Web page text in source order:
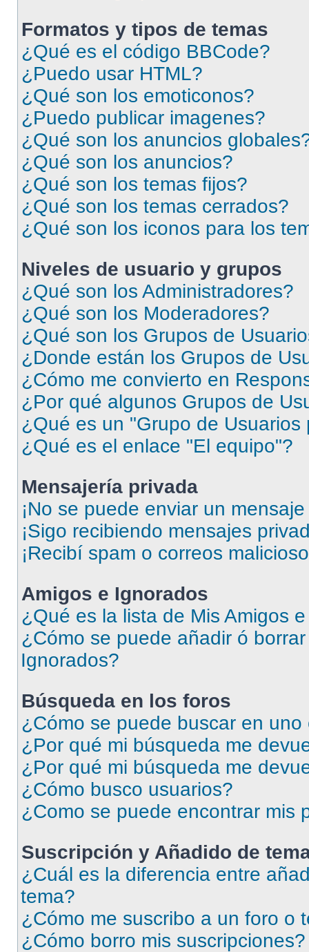
Formatos y tipos de temas
¿Qué es el código BBCode?
¿Puedo usar HTML?
¿Qué son los emoticonos?
¿Puedo publicar imagenes?
¿Qué son los anuncios
¿Qué son los anuncios?
¿Qué son los temas fijos?
¿Qué son los temas cerrados?
¿Qué son los iconos para los
Niveles de usuario y grupos
¿Qué son los Administradores?
¿Qué son los Moderadores?
¿Qué son los Grupos de
¿Donde están los Grupos de
¿Cómo me convierto en
¿Por qué algunos Grupos de
¿Qué es un "Grupo de Usuarios
¿Qué es el enlace "El equipo"?
Mensajería privada
¡No se puede enviar un
¡Sigo recibiendo mensajes
¡Recibí spam o correos
Amigos e Ignorados
¿Qué es la lista de Mis Amigos
¿Cómo se puede añadir ó
Ignorados?
Búsqueda en los foros
¿Cómo se puede buscar en uno
¿Por qué mi búsqueda me
¿Por qué mi búsqueda me
¿Cómo busco usuarios?
¿Como se puede encontrar mis
Suscripción y Añadido de
¿Cuál es la diferencia entre
tema?
¿Cómo me suscribo a un foro o
¿Cómo borro mis suscripciones?